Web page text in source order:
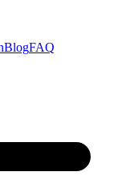
BlogFAQ